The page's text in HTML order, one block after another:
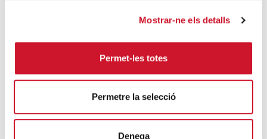
Mostrar-ne els detalls
Permet-les totes
Permetre la selecció
Denega